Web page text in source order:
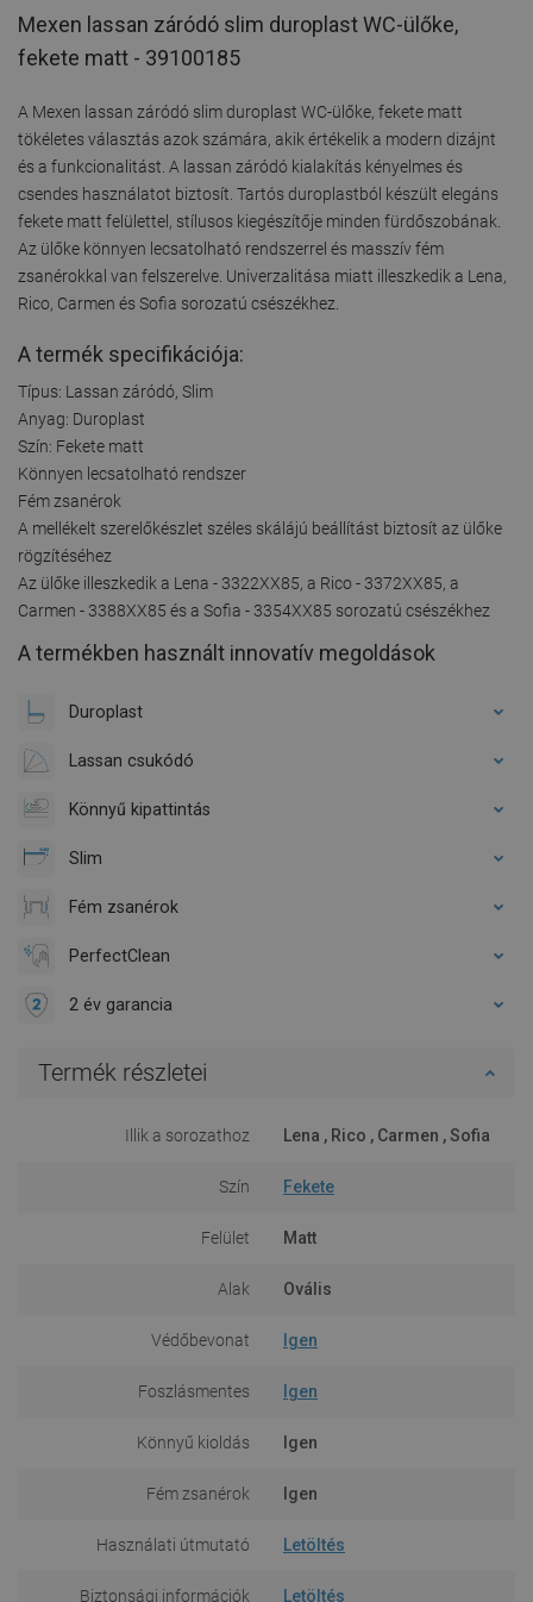
Mexen lassan záródó slim duroplast WC-ülőke,
fekete matt - 39100185
A Mexen lassan záródó slim duroplast WC-ülőke, fekete matt
tökéletes választás azok számára, akik értékelik a modern dizájnt
és a funkcionalitást. A lassan záródó kialakítás kényelmes és
csendes használatot biztosít. Tartós duroplastból készült elegáns
fekete matt felülettel, stílusos kiegészítője minden fürdőszobának.
Az ülőke könnyen lecsatolható rendszerrel és masszív fém
zsanérokkal van felszerelve. Univerzalitása miatt illeszkedik a Lena,
Rico, Carmen és Sofia sorozatú csészékhez.
A termék specifikációja:
Típus: Lassan záródó, Slim
Anyag: Duroplast
Szín: Fekete matt
Könnyen lecsatolható rendszer
Fém zsanérok
A mellékelt szerelőkészlet széles skálájú beállítást biztosít az ülőke
rögzítéséhez
Az ülőke illeszkedik a Lena - 3322XX85, a Rico - 3372XX85, a
Carmen - 3388XX85 és a Sofia - 3354XX85 sorozatú csészékhez
A termékben használt innovatív megoldások
Duroplast
Lassan csukódó
Könnyű kipattintás
Slim
Fém zsanérok
PerfectClean
2 év garancia
Termék részletei
Illik a sorozathoz Lena , Rico , Carmen , Sofia
Szín Fekete
Felület Matt
Alak Ovális
Védőbevonat Igen
Foszlásmentes Igen
Könnyű kioldás Igen
Fém zsanérok Igen
Használati útmutató Letöltés
Biztonsági információk Letöltés